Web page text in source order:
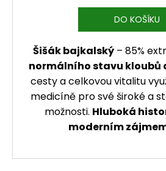
DO KOŠÍKU
Šišák bajkalský– 85%
normálního stavu kloubů
cesty a celkovou vitalitu
medicíně pro své široké a
možnosti. Hluboká
moderním